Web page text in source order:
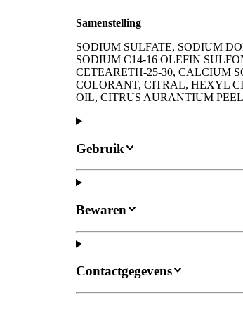
Samenstelling
SODIUM SULFATE, SODIUM
SODIUM C14-16 OLEFIN
CETEARETH-25-30, CALCIUM
COLORANT, CITRAL, HEXYL
OIL, CITRUS AURANTIUM
Gebruik
Bewaren
Contactgegevens